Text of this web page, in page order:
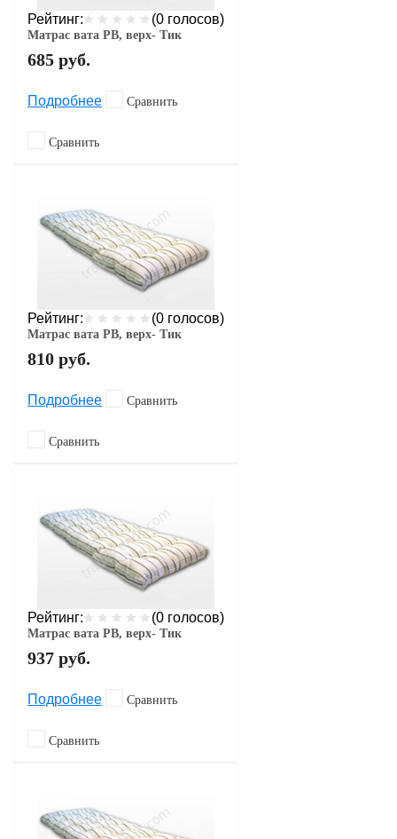
Рейтинг: (0 голосов)
Матрас вата РВ, верх- Тик
685 руб.
Подробнее Сравнить
Сравнить
Рейтинг: (0 голосов)
Матрас вата РВ, верх- Тик
810 руб.
Подробнее Сравнить
Сравнить
Рейтинг: (0 голосов)
Матрас вата РВ, верх- Тик
937 руб.
Подробнее Сравнить
Сравнить